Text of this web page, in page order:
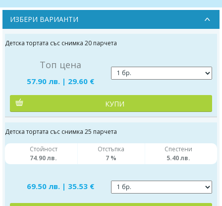
ИЗБЕРИ ВАРИАНТИ
Детска тортата със снимка 20 парчета
Топ цена
57.90 лв. | 29.60 €
КУПИ
Детска тортата със снимка 25 парчета
Стойност
74.90 лв.
Отстъпка
7 %
Спестени
5.40 лв.
69.50 лв. | 35.53 €